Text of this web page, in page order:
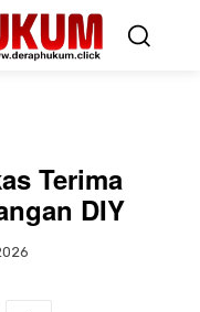
Terima
DIY